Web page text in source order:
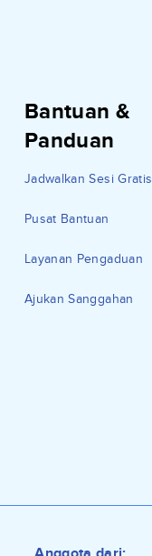
Bantuan &
Panduan
Jadwalkan Sesi Gratis
Pusat Bantuan
Layanan Pengaduan
Ajukan Sanggahan